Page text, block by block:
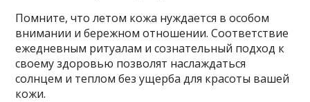
Помните, что летом кожа нуждается в особом
внимании и бережном отношении. Соответствие
ежедневным ритуалам и сознательный подход к
своему здоровью позволят наслаждаться
солнцем и теплом без ущерба для красоты вашей
кожи.